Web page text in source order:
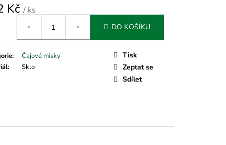
Kč / ks
DO KOŠÍKU
:
Čajové misky
: Sklo
Tisk
Zeptat se
Sdílet